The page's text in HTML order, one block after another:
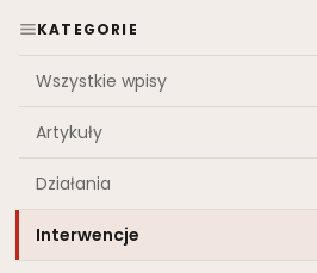
KATEGORIE
Wszystkie wpisy
Artykuły
Działania
Interwencje